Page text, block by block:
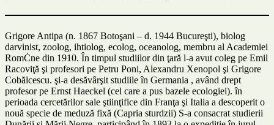
Grigore Antipa (n. 1867 Botoşani – d. 1944 Bucureşti), biolog
darvinist, zoolog, ihtiolog, ecolog, oceanolog, membru al Academiei
RomĊne din 1910. În timpul studiilor din ţară l-a avut coleg pe Emil
Racoviţă şi profesori pe Petru Poni, Alexandru Xenopol şi Grigore
Cobălcescu. şi-a desăvârşit studiile în Germania , având drept
profesor pe Ernst Haeckel (cel care a pus bazele ecologiei). în
perioada cercetărilor sale ştiinţifice din Franţa şi Italia a descoperit o
nouă specie de meduză fixă (Capria sturdzii) S-a consacrat studierii